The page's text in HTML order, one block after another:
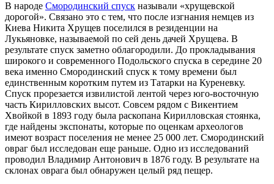
В народе Смородинский спуск называли «хрущевской
дорогой». Связано это с тем, что после изгнания немцев из
Киева Никита Хрущев поселился в резиденции на
Лукьяновке, называемой по сей день дачей Хрущева. В
результате спуск заметно облагородили. До прокладывания
широкого и современного Подольского спуска в середине 20
века именно Смородинский спуск к тому времени был
единственным коротким путем из Татарки на Куреневку.
Спуск прорезается извилистой лентой через юго-восточную
часть Кирилловских высот. Совсем рядом с Викентием
Хвойкой в 1893 году была раскопана Кирилловская стоянка,
где найдены экспонаты, которые по оценкам археологов
имеют возраст поселения не менее 25 000 лет. Смородинский
овраг был исследован еще раньше. Одно из исследований
проводил Владимир Антонович в 1876 году. В результате на
склонах оврага был обнаружен целый ряд пещер.